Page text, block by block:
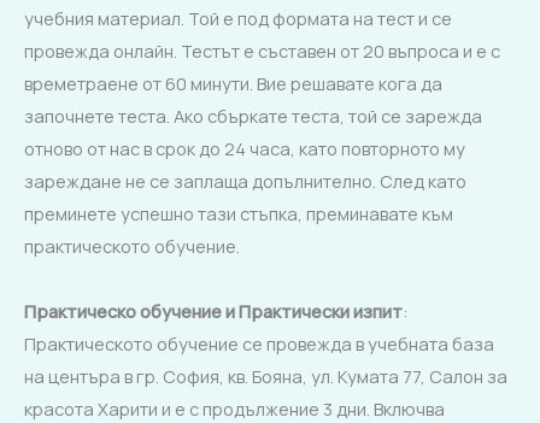
учебния материал. Той е под формата на тест и се
провежда онлайн. Тестът е съставен от 20 въпроса и е с
времетраене от 60 минути. Вие решавате кога да
започнете теста. Ако сбъркате теста, той се зарежда
отново от нас в срок до 24 часа, като повторното му
зареждане не се заплаща допълнително. След като
преминете успешно тази стъпка, преминавате към
практическото обучение.
Практическо обучениеиПрактически изпит:
Практическото обучение се провежда в учебната база
на центъра в гр. София, кв. Бояна, ул. Кумата 77, Салон за
красота Харити и е с продължение 3 дни. Включва